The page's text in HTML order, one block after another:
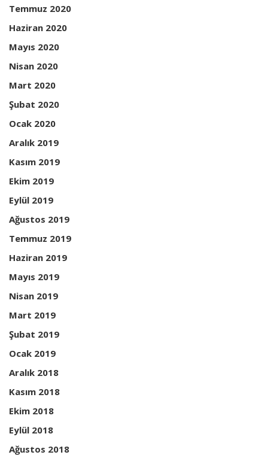
Temmuz 2020
Haziran 2020
Mayıs 2020
Nisan 2020
Mart 2020
Şubat 2020
Ocak 2020
Aralık 2019
Kasım 2019
Ekim 2019
Eylül 2019
Ağustos 2019
Temmuz 2019
Haziran 2019
Mayıs 2019
Nisan 2019
Mart 2019
Şubat 2019
Ocak 2019
Aralık 2018
Kasım 2018
Ekim 2018
Eylül 2018
Ağustos 2018